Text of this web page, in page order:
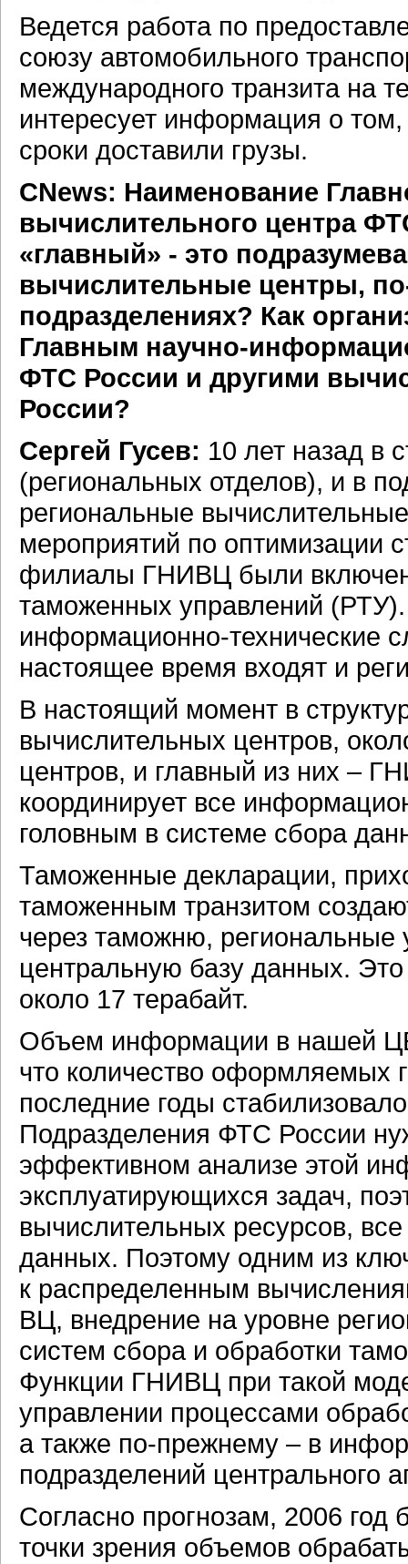
Ведется работа по
союзу автомобильного
международного транзита на
интересует информация о том,
сроки доставили грузы.
CNews: Наименование
вычислительного центра
«главный» - это
вычислительные центры,
подразделениях? Как
Главным научно-
ФТС России и другими
России?
Сергей Гусев: 10 лет назад в
(региональных отделов), и в
региональные
мероприятий по оптимизации
филиалы ГНИВЦ были
таможенных управлений
информационно-технические
настоящее время входят и
В настоящий момент в
вычислительных центров,
центров, и главный из них –
координирует все
головным в системе сбора
Таможенные декларации,
таможенным транзитом
через таможню, региональные
центральную базу данных.
около 17 терабайт.
Объем информации в нашей
что количество оформляемых
последние годы
Подразделения ФТС России
эффективном анализе этой
эксплуатирующихся задач,
вычислительных ресурсов,
данных. Поэтому одним из
к распределенным
ВЦ, внедрение на уровне
систем сбора и обработки
Функции ГНИВЦ при такой
управлении процессами
а также по-прежнему – в
подразделений центрального
Согласно прогнозам, 2006 год
точки зрения объемов